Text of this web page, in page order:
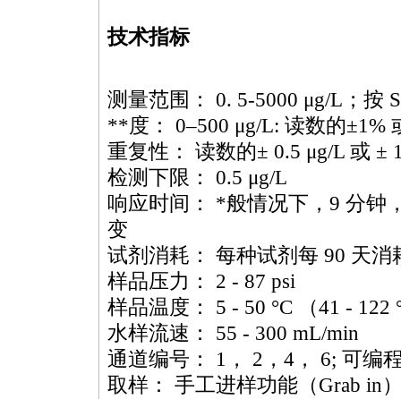
技术指标
测量范围： 0. 5-5000 μg/L；按
**度： 0–500 μg/L: 读数的±1%
重复性： 读数的± 0.5 μg/L 或 ±
检测下限： 0.5 μg/L
响应时间： *般情况下，9 分钟
变
试剂消耗： 每种试剂每 90 天消
样品压力： 2 - 87 psi
样品温度： 5 - 50 °C （41 - 122
水样流速： 55 - 300 mL/min
通道编号： 1， 2，4， 6; 可编
取样： 手工进样功能（Grab in